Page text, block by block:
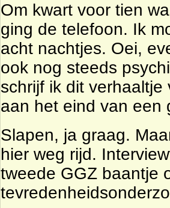
Om kwart voor tien
ging de telefoon. Ik
acht nachtjes. Oei,
ook nog steeds
schrijf ik dit
aan het eind van een
Slapen, ja graag.
hier weg rijd.
tweede GGZ baantje